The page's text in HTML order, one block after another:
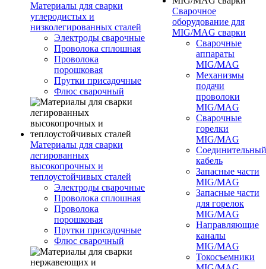
Материалы для сварки
углеродистых и
низколегированных сталей
Электроды сварочные
Проволока сплошная
Проволока
порошковая
Прутки присадочные
Флюс сварочный
Материалы для сварки
легированных
высокопрочных и
теплоустойчивых сталей
Электроды сварочные
Проволока сплошная
Проволока
порошковая
Прутки присадочные
Флюс сварочный
Сварочное
оборудование для
MIG/MAG сварки
Сварочные
аппараты
MIG/MAG
Механизмы
подачи
проволоки
MIG/MAG
Сварочные
горелки
MIG/MAG
Соединительный
кабель
Запасные части
MIG/MAG
Запасные части
для горелок
MIG/MAG
Направляющие
каналы
MIG/MAG
Токосъемники